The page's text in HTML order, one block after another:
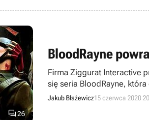
26
BloodRayne
Firma Ziggurat Interactive
się seria BloodRayne,
Jakub Błażewicz15 czerwca 2020